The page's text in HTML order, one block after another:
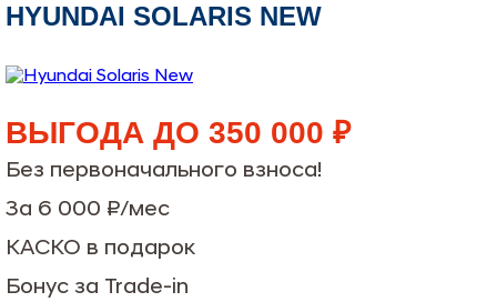
HYUNDAI SOLARIS NEW
ВЫГОДА ДО 350 000 ₽
Без первоначального взноса!
За 6 000 ₽/мес
КАСКО в подарок
Бонус за Trade-in